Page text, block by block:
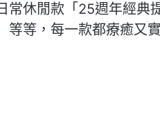
常休閒款「25週年經典
等等，每一款都療癒又